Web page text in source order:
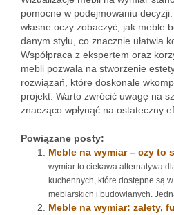
pomocne w podejmowaniu
własne oczy zobaczyć, jak meble
danym stylu, co znacznie ułatwia
Współpraca z ekspertem oraz
mebli pozwala na stworzenie
rozwiązań, które doskonale
projekt. Warto zwrócić uwagę na
znacząco wpłynąć na ostateczny
Powiązane posty:
Meble na wymiar – czy to
wymiar to ciekawa alternatywa
kuchennych, które dostępne są
meblarskich i budowlanych.
Meble na wymiar: zalety,